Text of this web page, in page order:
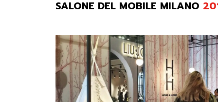
SALONE DEL MOBILE MILANO